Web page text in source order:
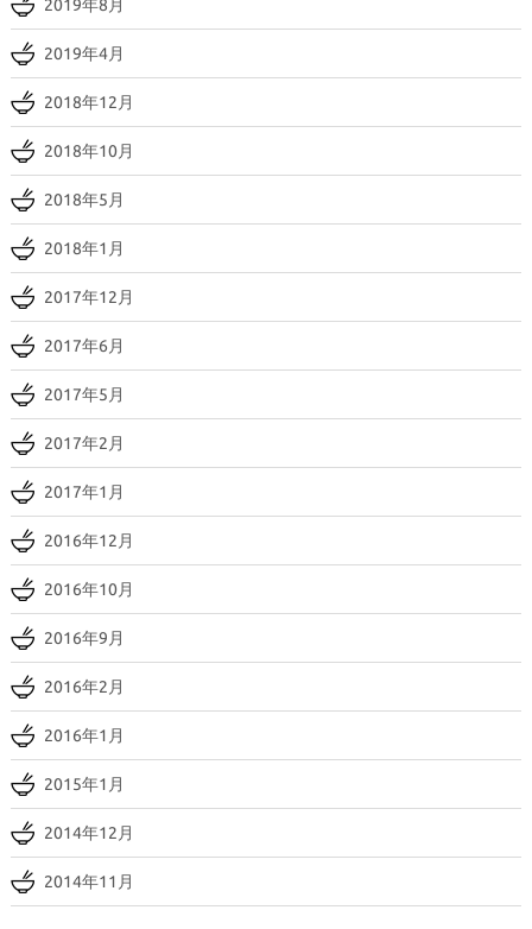
2019年8月
2019年4月
2018年12月
2018年10月
2018年5月
2018年1月
2017年12月
2017年6月
2017年5月
2017年2月
2017年1月
2016年12月
2016年10月
2016年9月
2016年2月
2016年1月
2015年1月
2014年12月
2014年11月